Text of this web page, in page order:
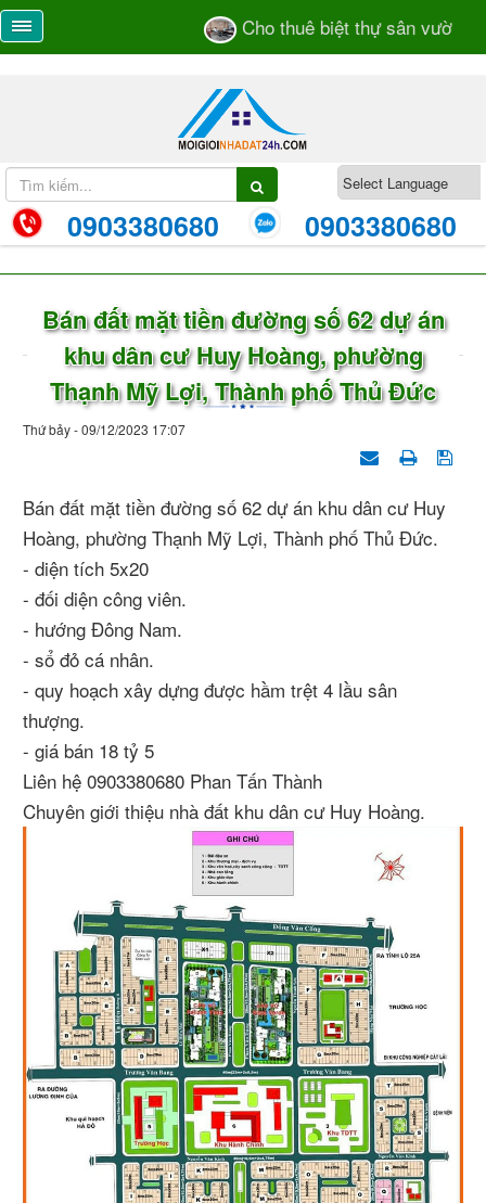
Cho thuê biệt thự sân vườn số
0903380680 0903380680
Bán đất mặt tiền đường số 62 dự án
khu dân cư Huy Hoàng, phường
Thạnh Mỹ Lợi, Thành phố Thủ Đức
Thứ bảy - 09/12/2023 17:07
Bán đất mặt tiền đường số 62 dự án khu dân cư Huy
Hoàng, phường Thạnh Mỹ Lợi, Thành phố Thủ Đức.
- diện tích 5x20
- đối diện công viên.
- hướng Đông Nam.
- sổ đỏ cá nhân.
- quy hoạch xây dựng được hầm trệt 4 lầu sân
thượng.
- giá bán 18 tỷ 5
Liên hệ 0903380680 Phan Tấn Thành
Chuyên giới thiệu nhà đất khu dân cư Huy Hoàng.